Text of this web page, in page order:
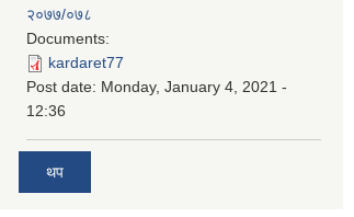
२०७७/०७८
Documents:
kardaret77
Post date: Monday, January 4, 2021 -
12:36
थप